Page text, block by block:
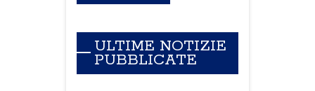
ULTIME NOTIZIE
PUBBLICATE